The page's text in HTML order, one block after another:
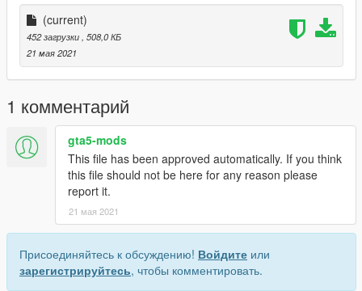
(current)
452 загрузки, 508,0 КБ
21 мая 2021
1 комментарий
gta5-mods
This file has been approved automatically. If you think
this file should not be here for any reason please
report it.
21 мая 2021
Присоединяйтесь к обсуждению! Войдите или
зарегистрируйтесь, чтобы комментировать.